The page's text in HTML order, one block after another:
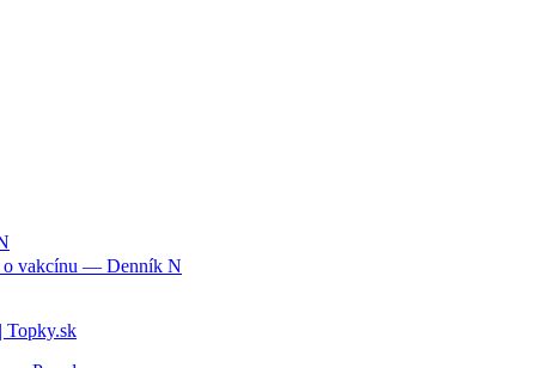
o vakcínu — Denník N
Topky.sk